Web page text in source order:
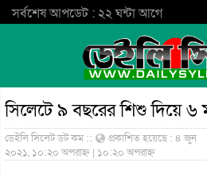
সর্বশেষ আপডেট : ২২ ঘন্টা আগে
সিলেটে ৯ বছরের শিশু দিয়ে ৬
ডেইলি সিলেট ডট কম ::
প্রকাশিত হয়েছে : ৪ জুন
২০২১, ১০:২০ অপরাহ্ন | ১০:২০ অপরাহ্ন